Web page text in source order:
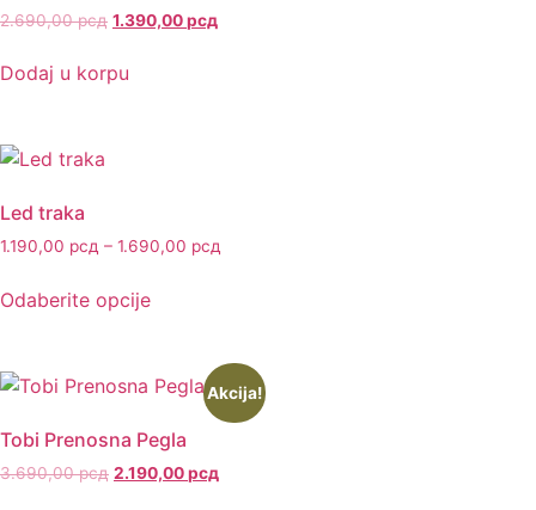
2.690,00рсд 1.390,00рсд
Dodaj u korpu
Led traka
1.190,00 рсд – 1.690,00 рсд
Odaberite opcije
Akcija!
Tobi Prenosna Pegla
3.690,00рсд 2.190,00рсд